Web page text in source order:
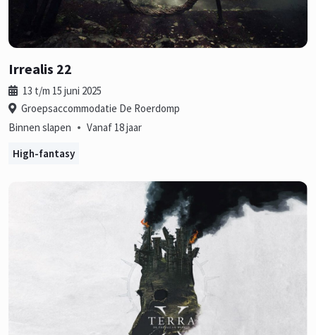
Irrealis 22
13 t/m 15 juni 2025
Groepsaccommodatie De Roerdomp
Binnen slapen • Vanaf 18 jaar
High-fantasy